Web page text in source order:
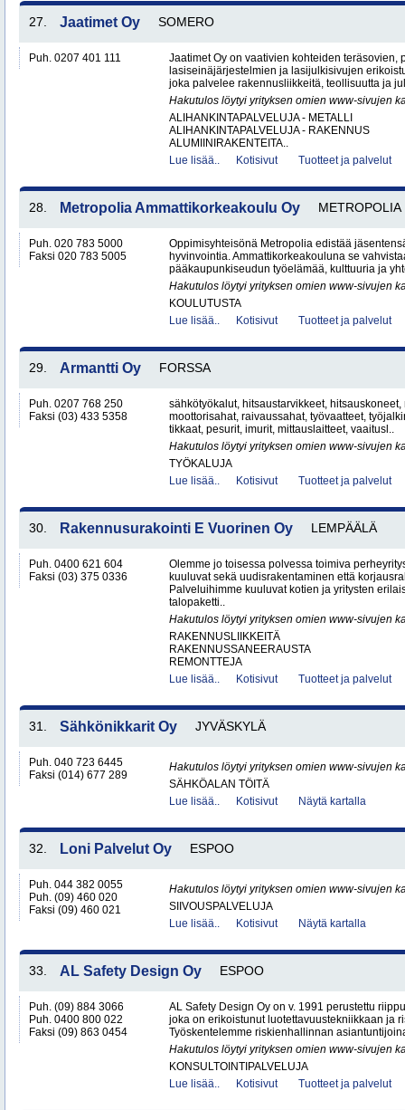
27. Jaatimet Oy SOMERO
Puh. 0207 401 111
Jaatimet Oy on vaativien kohteiden teräsovien,
lasiseinäjärjestelmien ja lasijulkisivujen
joka palvelee rakennusliikkeitä, teollisuutta ja
Hakutulos löytyi yrityksen omien www-sivujen
ALIHANKINTAPALVELUJA - METALLI
ALIHANKINTAPALVELUJA - RAKENNUS
ALUMIINIRAKENTEITA..
Lue lisää..
Kotisivut Tuotteet ja palvelut
28. Metropolia Ammattikorkeakoulu Oy METROPOLIA
Puh. 020 783 5000
Faksi 020 783 5005
Oppimisyhteisönä Metropolia edistää
hyvinvointia. Ammattikorkeakouluna se
pääkaupunkiseudun työelämää, kulttuuria ja
Hakutulos löytyi yrityksen omien www-sivujen
KOULUTUSTA
Lue lisää..
Kotisivut Tuotteet ja palvelut
29. Armantti Oy FORSSA
Puh. 0207 768 250
Faksi (03) 433 5358
sähkötyökalut, hitsaustarvikkeet,
moottorisahat, raivaussahat, työvaatteet,
tikkaat, pesurit, imurit, mittauslaitteet, vaaitusl..
Hakutulos löytyi yrityksen omien www-sivujen
TYÖKALUJA
Lue lisää..
Kotisivut Tuotteet ja palvelut
30. Rakennusurakointi E Vuorinen Oy LEMPÄÄLÄ
Puh. 0400 621 604
Faksi (03) 375 0336
Olemme jo toisessa polvessa toimiva
kuuluvat sekä uudisrakentaminen että
Palveluihimme kuuluvat kotien ja yritysten
talopaketti..
Hakutulos löytyi yrityksen omien www-sivujen
RAKENNUSLIIKKEITÄ
RAKENNUSSANEERAUSTA
REMONTTEJA
Lue lisää..
Kotisivut Tuotteet ja palvelut
31. Sähkönikkarit Oy JYVÄSKYLÄ
Puh. 040 723 6445
Faksi (014) 677 289
Hakutulos löytyi yrityksen omien www-sivujen
SÄHKÖALAN TÖITÄ
Lue lisää..
Kotisivut Näytä kartalla
32. Loni Palvelut Oy ESPOO
Puh. 044 382 0055
Puh. (09) 460 020
Faksi (09) 460 021
Hakutulos löytyi yrityksen omien www-sivujen
SIIVOUSPALVELUJA
Lue lisää..
Kotisivut Näytä kartalla
33. AL Safety Design Oy ESPOO
Puh. (09) 884 3066
Puh. 0400 800 022
Faksi (09) 863 0454
AL Safety Design Oy on v. 1991 perustettu
joka on erikoistunut luotettavuustekniikkaan ja
Työskentelemme riskienhallinnan
Hakutulos löytyi yrityksen omien www-sivujen
KONSULTOINTIPALVELUJA
Lue lisää..
Kotisivut Tuotteet ja palvelut